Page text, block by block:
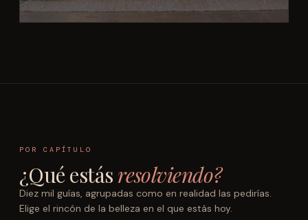
POR CAPÍTULO
¿Qué estás resolviendo?
Diez mil guías, agrupadas como en realidad las pedirías.
Elige el rincón de la belleza en el que estás hoy.
RITUALES Y RUTINAS
DE DIARIA A EDITORIAL
POR POROSIDAD Y TEXTURA